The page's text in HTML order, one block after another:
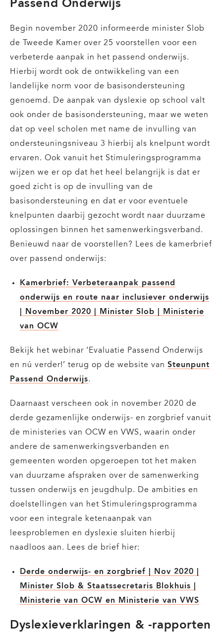
Passend Onderwijs
Begin november 2020 informeerde minister Slob
de Tweede Kamer over 25 voorstellen voor een
verbeterde aanpak in het passend onderwijs.
Hierbij wordt ook de ontwikkeling van een
landelijke norm voor de basisondersteuning
genoemd. De aanpak van dyslexie op school valt
ook onder de basisondersteuning, maar we weten
dat op veel scholen met name de invulling van
ondersteuningsniveau 3 hierbij als knelpunt wordt
ervaren. Ook vanuit het Stimuleringsprogramma
wijzen we er op dat het heel belangrijk is dat er
goed zicht is op de invulling van de
basisondersteuning en dat er voor eventuele
knelpunten daarbij gezocht wordt naar duurzame
oplossingen binnen het samenwerkingsverband.
Benieuwd naar de voorstellen? Lees de kamerbrief
over passend onderwijs:
Kamerbrief: Verbeteraanpak passend
onderwijs en route naar inclusiever onderwijs
| November 2020 | Minister Slob | Ministerie
van OCW
Bekijk het webinar ‘Evaluatie Passend Onderwijs
en nú verder!’ terug op de website van Steunpunt
Passend Onderwijs.
Daarnaast verscheen ook in november 2020 de
derde gezamenlijke onderwijs- en zorgbrief vanuit
de ministeries van OCW en VWS, waarin onder
andere de samenwerkingsverbanden en
gemeenten worden opgeroepen tot het maken
van duurzame afspraken over de samenwerking
tussen onderwijs en jeugdhulp. De ambities en
doelstellingen van het Stimuleringsprogramma
voor een integrale ketenaanpak van
leesproblemen en dyslexie sluiten hierbij
naadloos aan. Lees de brief hier:
Derde onderwijs- en zorgbrief | Nov 2020 |
Minister Slob & Staatssecretaris Blokhuis |
Ministerie van OCW en Ministerie van VWS
Dyslexieverklaringen & -rapporten